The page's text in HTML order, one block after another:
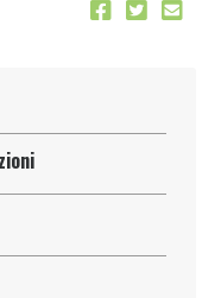
oggi!